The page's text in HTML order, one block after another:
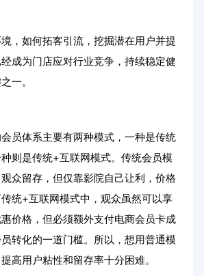
，如何拓客引流，挖掘潜在用户并提
成为门店应对行业竞争，持续稳定健
一。
员体系主要有两种模式，一种是传统
则是传统+互联网模式。传统会员模
众留存，但仅靠影院自己让利，价格
统+互联网模式中，观众虽然可以享
价格，但必须额外支付电商会员卡成
转化的一道门槛。所以，想用普通模
高用户粘性和留存率十分困难。